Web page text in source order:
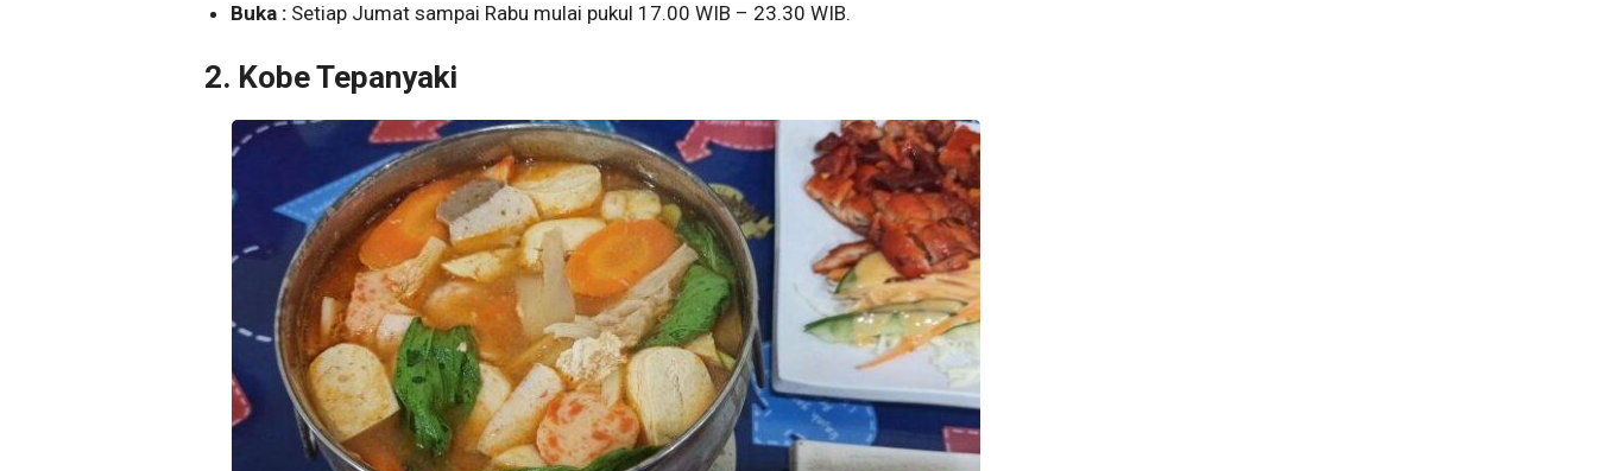
Buka : Setiap Jumat sampai Rabu mulai pukul 17.00 WIB – 23.30 WIB.
2. Kobe Tepanyaki